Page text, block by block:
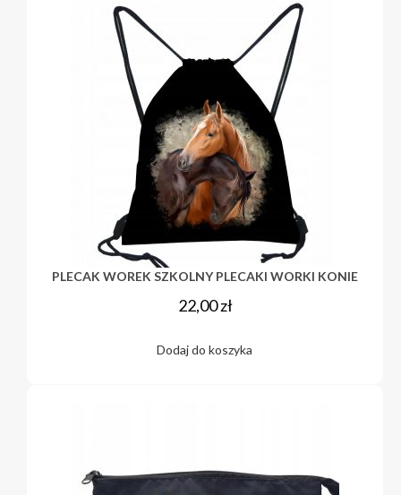
PLECAK WOREK SZKOLNY PLECAKI WORKI KONIE
22,00zł
Dodaj do koszyka